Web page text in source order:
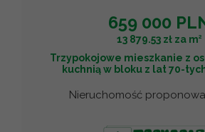
659 000
13 879.53 zł za m2
Trzypokojowe mieszkanie z
kuchnią w bloku z lat 70-
Nieruchomość